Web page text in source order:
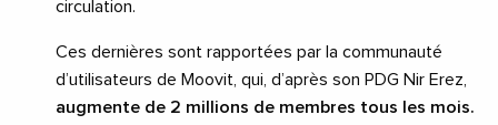
circulation.
Ces dernières sont rapportées par la communauté
d’utilisateurs de Moovit, qui, d’après son PDG Nir Erez,
augmente de 2 millions de membres tous les mois.